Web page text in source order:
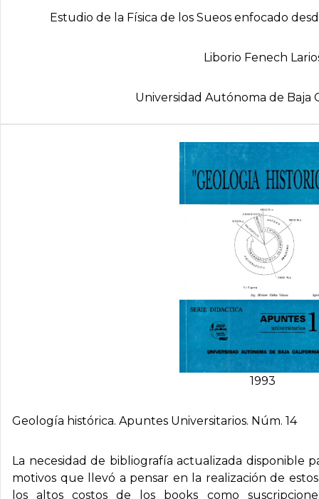
Estudio de la Física de los Sueos enfocado
Liborio Fenech
Universidad Autónoma de Baja
1993
Geologí­a histórica. Apuntes Universitarios. Núm. 14
La necesidad de bibliografía actualizada disponible
motivos que llevó a pensar en la realización de
los altos costos de los books como